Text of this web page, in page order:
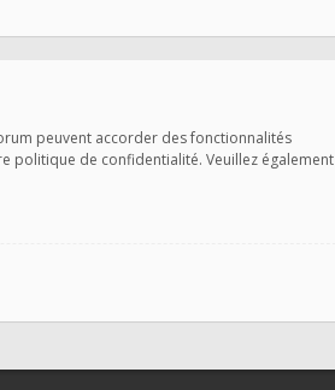
peuvent accorder des fonctionnalités
politique de confidentialité. Veuillez également